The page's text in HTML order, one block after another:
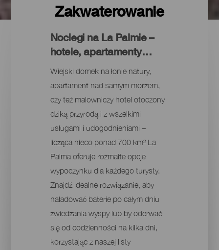
Zakwaterowanie
Noclegi na La Palmie –
hotele, apartamenty…
Wiejski domek na łonie natury,
apartament nad samym morzem,
czy też malowniczy hotel otoczony
dziką przyrodą i z wszelkimi
usługami i udogodnieniami –
licząca nieco ponad 700 km² La
Palma oferuje rozmaite opcje
wypoczynku dla każdego turysty.
Znajdź idealne rozwiązanie, aby
naładować baterie po całym dniu
zwiedzania wyspy lub by oderwać
się od codzienności na kilka dni,
korzystając z naszej listy